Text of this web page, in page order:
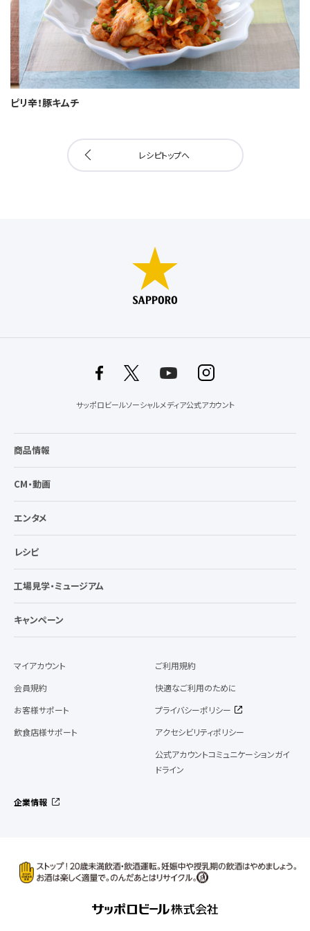
ピリ辛！豚キムチ
レシピトップへ
サッポロビールソーシャルメディア公式アカウント
商品情報
CM・動画
エンタメ
レシピ
工場見学・ミュージアム
キャンペーン
マイアカウント
会員規約
お客様サポート
飲食店様サポート
ご利用規約
快適なご利用のために
プライバシーポリシー
アクセシビリティポリシー
公式アカウントコミュニケーションガイ
ドライン
企業情報